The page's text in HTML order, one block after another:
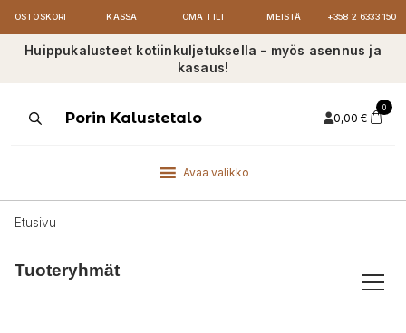
OSTOSKORI KASSA OMA TILI MEISTÄ +358 2 6333 150
Huippukalusteet kotiinkuljetuksella - myös asennus ja
kasaus!
ProductsPorin Kalustetalo 0,00 €
0
Avaa valikko
Etusivu
Tuoteryhmät